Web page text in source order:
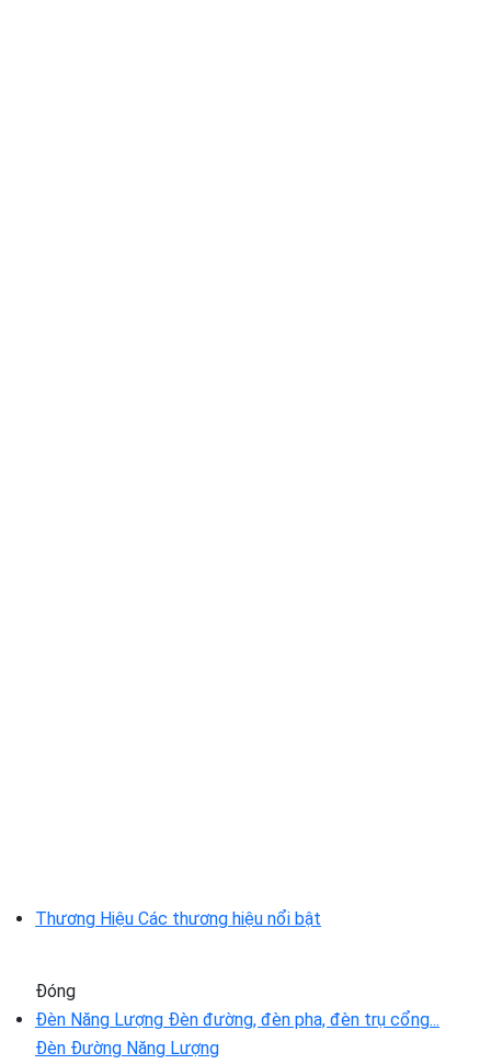
Thương Hiệu Các thương hiệu nổi bật
Đóng
Đèn Năng Lượng Đèn đường, đèn pha, đèn trụ cổng...
Đèn Đường Năng Lượng